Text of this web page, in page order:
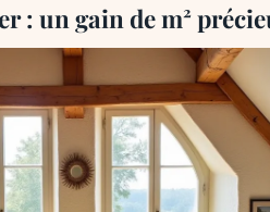
: un gain de m²